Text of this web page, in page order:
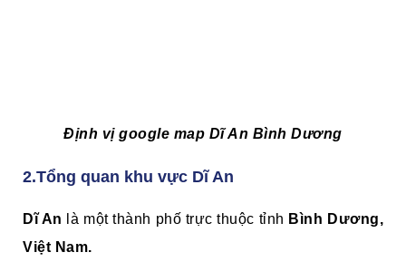
Định vị google map Dĩ An Bình Dương
2.Tổng quan khu vực Dĩ An
Dĩ An là một thành phố trực thuộc tỉnh Bình Dương,
Việt Nam.